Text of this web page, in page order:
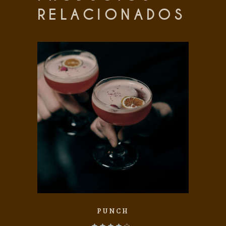
RELACIONADOS
Add to wishlist
PUNCH